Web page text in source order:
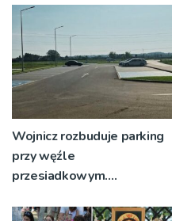
Wojnicz rozbuduje parking
przy węźle
przesiadkowym.
miejsc